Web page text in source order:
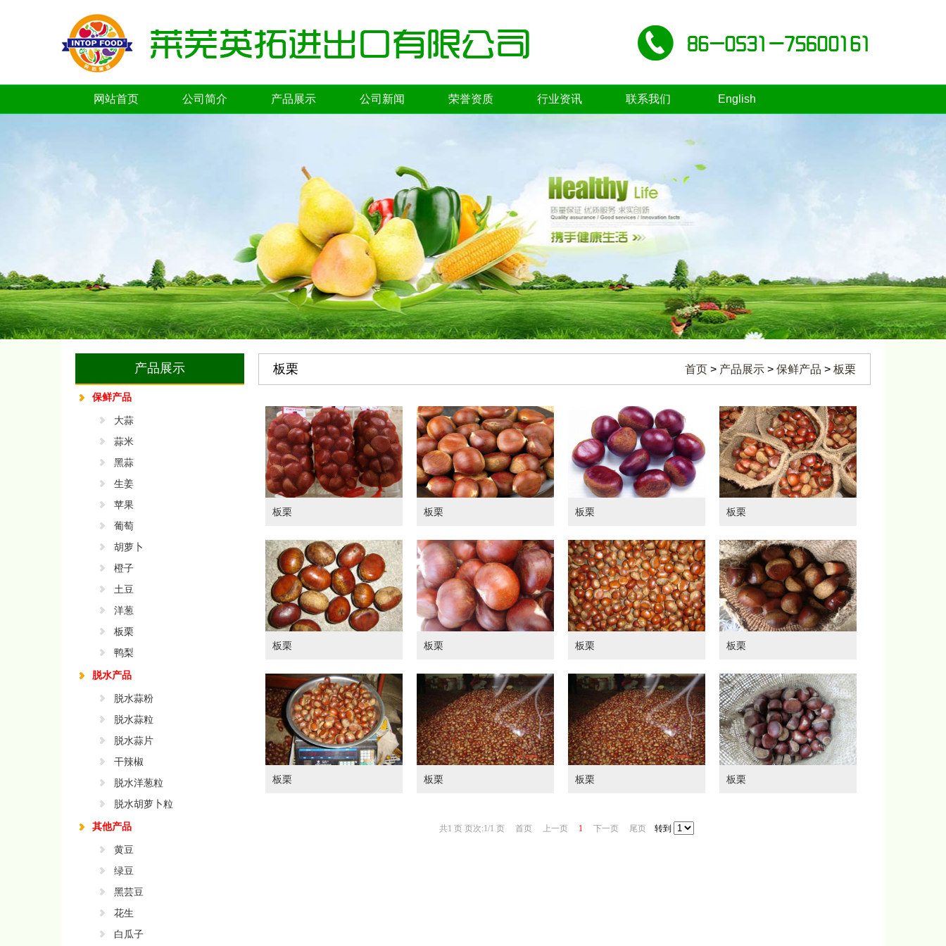
网站首页 公司简介 产品展示 公司新闻 荣誉资质 行业资讯 联系我们 English
产品展示
保鲜产品
大蒜
蒜米
黑蒜
生姜
苹果
葡萄
胡萝卜
橙子
土豆
洋葱
板栗
鸭梨
脱水产品
脱水蒜粉
脱水蒜粒
脱水蒜片
干辣椒
脱水洋葱粒
脱水胡萝卜粒
其他产品
黄豆
绿豆
黑芸豆
花生
白瓜子
板栗 首页 > 产品展示 > 保鲜产品 > 板栗
板栗 板栗 板栗 板栗
板栗 板栗 板栗 板栗
板栗 板栗 板栗 板栗
共1 页 页次:1/1 页 首页 上一页 1 下一页 尾页 转到